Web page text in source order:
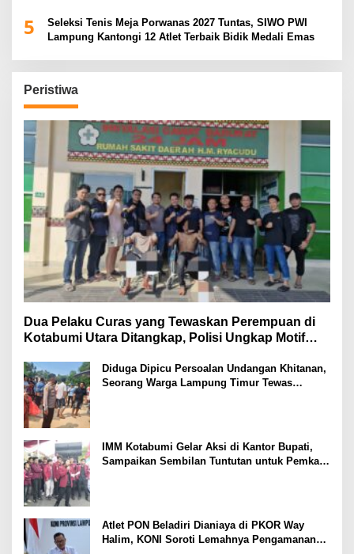
5
Seleksi Tenis Meja Porwanas 2027 Tuntas, SIWO PWI
Lampung Kantongi 12 Atlet Terbaik Bidik Medali Emas
Peristiwa
Dua Pelaku Curas yang Tewaskan Perempuan di
Kotabumi Utara Ditangkap, Polisi Ungkap Motif
Diduga Dipicu Persoalan Undangan Khitanan,
Seorang Warga Lampung Timur Tewas
IMM Kotabumi Gelar Aksi di Kantor Bupati,
Sampaikan Sembilan Tuntutan untuk Pemkab
Atlet PON Beladiri Dianiaya di PKOR Way
Halim, KONI Soroti Lemahnya Pengamanan